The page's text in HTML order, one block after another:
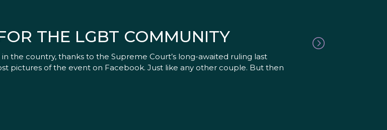
THE LGBT COMMUNITY
the country, thanks to the Supreme Court’s long-awaited ruling last
pictures of the event on Facebook. Just like any other couple. But then